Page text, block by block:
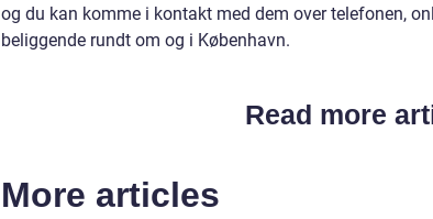
og du kan komme i kontakt med dem over telefonen,
beliggende rundt om og i København.
Read more
More articles